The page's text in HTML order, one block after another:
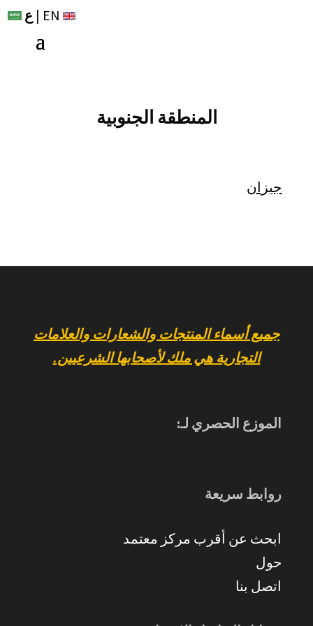
EN
| ع
المنطقة الجنوبية
جيزان
جميع أسماء المنتجات والشعارات والعلامات
التجارية هي ملك لأصحابها الشرعيين.
الموزع الحصري لـ:
روابط سريعة
ابحث عن أقرب مركز معتمد
حول
اتصل بنا